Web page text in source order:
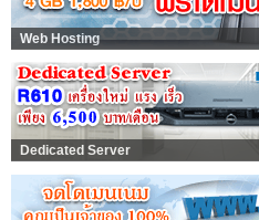
Web Hosting
Dedicated Server